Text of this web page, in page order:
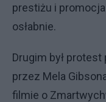
prestiżu i
osłabnie.
Drugim był
przez Mela
filmie o